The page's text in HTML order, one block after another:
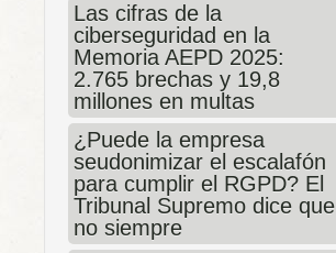
Las cifras de la
ciberseguridad en la
Memoria AEPD 2025:
2.765 brechas y 19,8
millones en multas
¿Puede la empresa
seudonimizar el escalafón
para cumplir el RGPD? El
Tribunal Supremo dice que
no siempre